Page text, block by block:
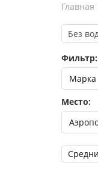
Главная
Без
Фильтр:
Марка
Место: